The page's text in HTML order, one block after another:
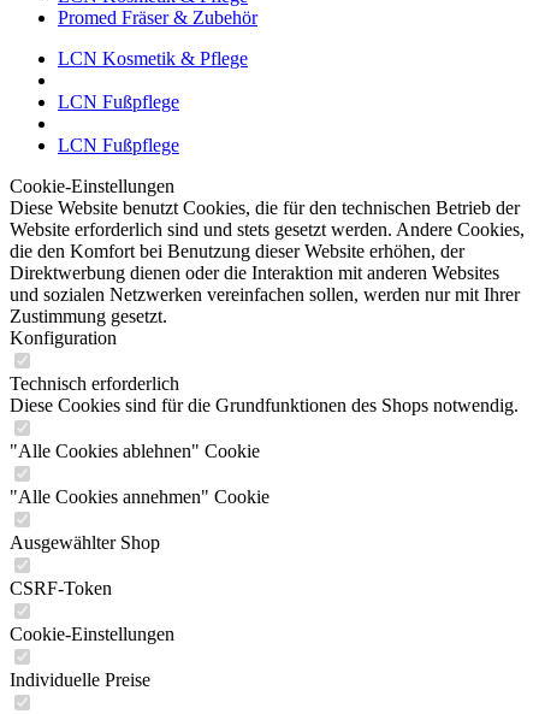
Promed Fräser & Zubehör
LCN Kosmetik & Pflege
LCN Fußpflege
LCN Fußpflege
Cookie-Einstellungen
Diese Website benutzt Cookies, die für den technischen Betrieb der
Website erforderlich sind und stets gesetzt werden. Andere Cookies,
die den Komfort bei Benutzung dieser Website erhöhen, der
Direktwerbung dienen oder die Interaktion mit anderen Websites
und sozialen Netzwerken vereinfachen sollen, werden nur mit Ihrer
Zustimmung gesetzt.
Konfiguration
Technisch erforderlich
Diese Cookies sind für die Grundfunktionen des Shops notwendig.
"Alle Cookies ablehnen" Cookie
"Alle Cookies annehmen" Cookie
Ausgewählter Shop
CSRF-Token
Cookie-Einstellungen
Individuelle Preise